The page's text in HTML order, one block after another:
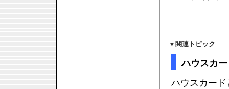
▼ 関連トピック
ハウスカ
ハウスカー